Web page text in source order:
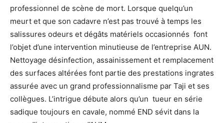
professionnel de scène de mort. Lorsque quelqu’un
meurt et que son cadavre n’est pas trouvé à temps les
salissures odeurs et dégâts matériels occasionnés font
l’objet d’une intervention minutieuse de l’entreprise AUN.
Nettoyage désinfection, assainissement et remplacement
des surfaces altérées font partie des prestations ingrates
assurée avec un grand professionnalisme par Taji et ses
collègues. L’intrigue débute alors qu’un tueur en série
sadique toujours en cavale, nommé END sévit dans la